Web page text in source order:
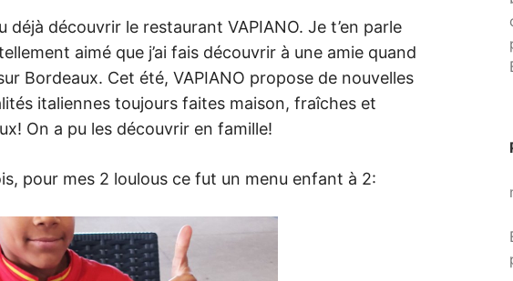
déjà découvrir le restaurant VAPIANO. Je t’en parle
tellement aimé que j’ai fais découvrir à une amie quand
Bordeaux. Cet été, VAPIANO propose de nouvelles
italiennes toujours faites maison, fraîches et
On a pu les découvrir en famille!
pour mes 2 loulous ce fut un menu enfant à 2: